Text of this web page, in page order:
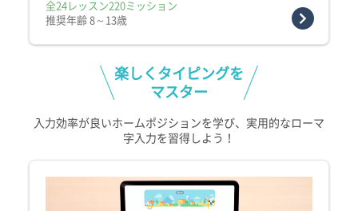
全24レッスン220ミッション
推奨年齢 8～13歳
楽しくタイピングを
マスター
入力効率が良いホームポジションを学び、実用的なローマ
字入力を習得しよう！